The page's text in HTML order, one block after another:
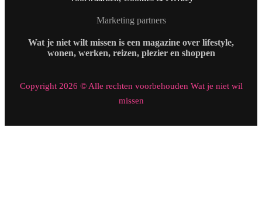
Marketing partners
Wat je niet wilt missen is een magazine over lifestyle,
wonen, werken, reizen, plezier en shoppen
Copyright 2026 © Alle rechten voorbehouden Wat je niet wil
missen